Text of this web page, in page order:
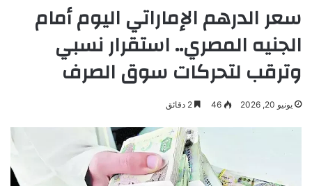
سعر الدرهم الإماراتي اليوم أمام
الجنيه المصري.. استقرار نسبي
وترقب لتحركات سوق الصرف
يونيو 20, 2026 46